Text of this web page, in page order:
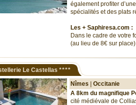
également profiter
spécialités et des plats
Les + Saphiresa.com :
Dans le cadre de votre
(au lieu de 8€ sur
Le Castellas ****
Nîmes
Occitanie
A 8km du magnifique
cité médiévale de